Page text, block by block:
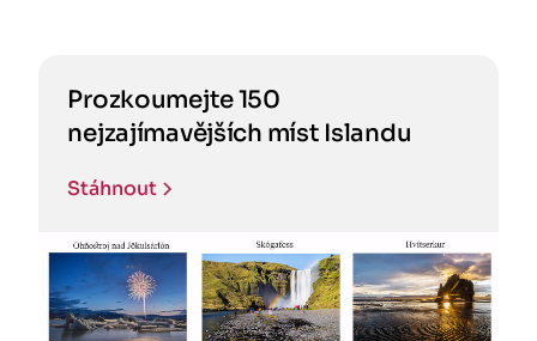
Prozkoumejte 150
nejzajímavějších míst Islandu
Stáhnout